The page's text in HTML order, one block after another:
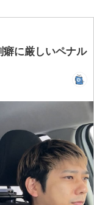
癖に厳しいペナル